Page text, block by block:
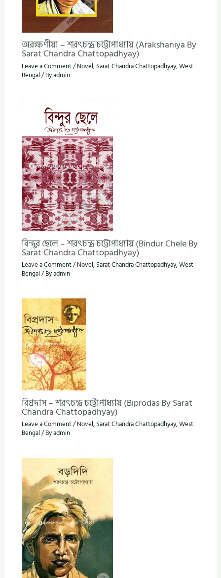
অরক্ষণীয়া – শরৎচন্দ্র চট্টোপাধ্যায় (Arakshaniya By
Sarat Chandra Chattopadhyay)
Leave a Comment/Novel, Sarat Chandra Chattopadhyay,West
Bengal / Byadmin
বিন্দুর ছেলে – শরৎচন্দ্র চট্টোপাধ্যায় (Bindur Chele By
Sarat Chandra Chattopadhyay)
Leave a Comment/Novel, Sarat Chandra Chattopadhyay,West
Bengal / Byadmin
বিপ্রদাস – শরৎচন্দ্র চট্টোপাধ্যায় (Biprodas By Sarat
Chandra Chattopadhyay)
Leave a Comment/Novel, Sarat Chandra Chattopadhyay,West
Bengal / Byadmin